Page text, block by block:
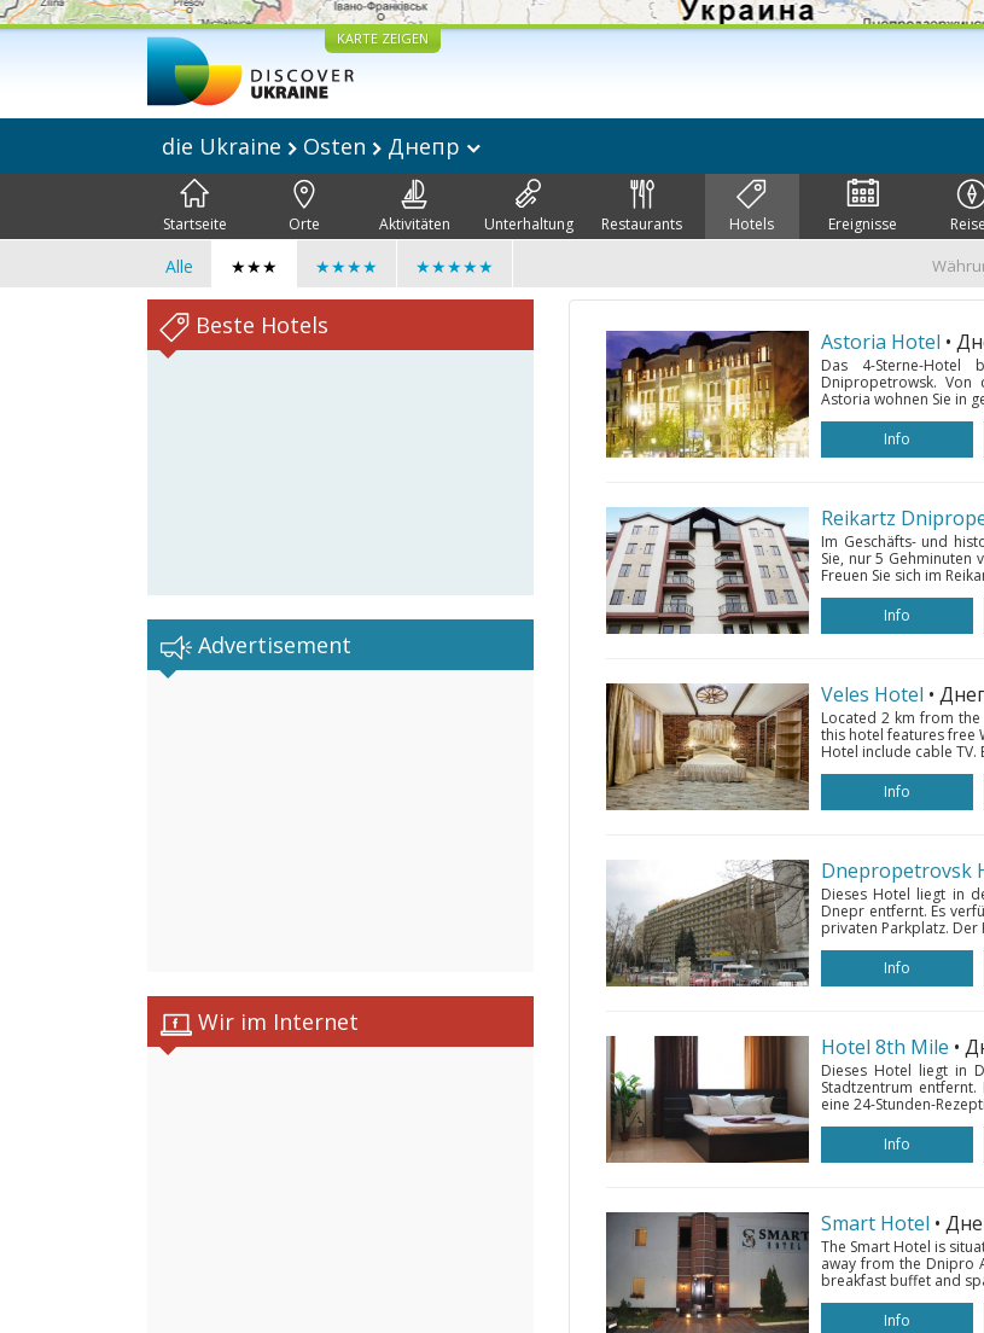
KARTE ZEIGEN
die Ukraine Osten Днепр
Startseite Orte Aktivitäten Unterhaltung Restaurants Hotels Ereignisse
Alle ★★★ ★★★★ ★★★★★
Beste Hotels
Advertisement
Wir im Internet
Astoria Hotel •
Das 4-Sterne-
Dnipropetrowsk.
Astoria wohnen Sie in
Info
Reikartz
Im Geschäfts- und
Sie, nur 5 Gehminuten
Freuen Sie sich im
Info
Veles Hotel •
Located 2 km from
this hotel features free
Hotel include cable
Info
Dnepropetrovsk
Dieses Hotel liegt in
Dnepr entfernt. Es
privaten Parkplatz. Der
Info
Hotel 8th Mile •
Dieses Hotel liegt in
Stadtzentrum entfernt.
eine 24-Stunden-
Info
Smart Hotel •
The Smart Hotel is
away from the Dnipro
breakfast buffet and
Info